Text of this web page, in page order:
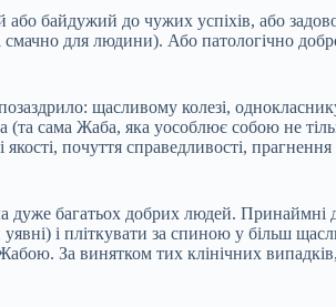
байдужий до чужих успіхів, або
смачно для людини). Або патологічно
щасливому колезі,
сама Жаба, яка уособлює собою не
якості, почуття справедливості,
багатьох добрих людей. Принаймні
уявні) і пліткувати за спиною у більш
За винятком тих клінічних